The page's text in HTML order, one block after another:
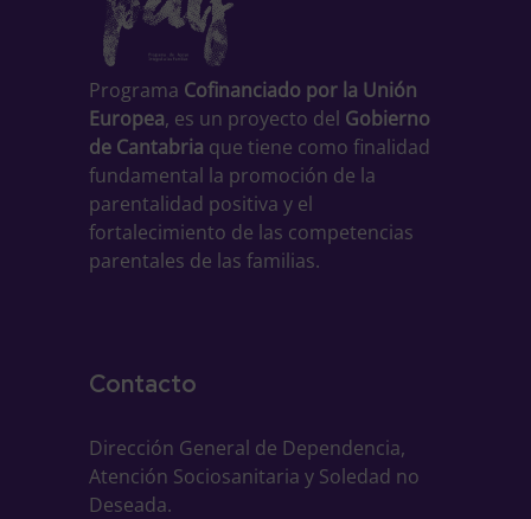
Programa Cofinanciado por la Unión
Europea, es un proyecto del Gobierno
de Cantabria que tiene como finalidad
fundamental la promoción de la
parentalidad positiva y el
fortalecimiento de las competencias
parentales de las familias.
Contacto
Dirección General de Dependencia,
Atención Sociosanitaria y Soledad no
Deseada.